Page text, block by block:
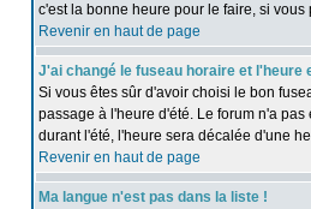
c'est la bonne heure pour le faire, si
Revenir en haut de page
J'ai changé le fuseau horaire et l'heure
Si vous êtes sûr d'avoir choisi le bon
passage à l'heure d'été. Le forum n'a
durant l'été, l'heure sera décalée d'une
Revenir en haut de page
Ma langue n'est pas dans la liste !